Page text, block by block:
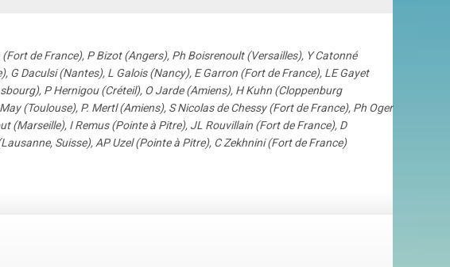
de France), P Bizot (Angers), Ph Boisrenoult (Versailles), Y Catonné
G Daculsi (Nantes), L Galois (Nancy), E Garron (Fort de France), LE Gayet
P Hernigou (Créteil), O Jarde (Amiens), H Kuhn (Cloppenburg
(Toulouse), P. Mertl (Amiens), S Nicolas de Chessy (Fort de France), Ph Oger
(Marseille), I Remus (Pointe à Pitre), JL Rouvillain (Fort de France), D
Suisse), AP Uzel (Pointe à Pitre), C Zekhnini (Fort de France)